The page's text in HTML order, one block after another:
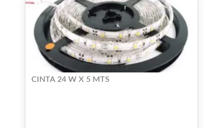
CINTA 24 W X 5 MTS